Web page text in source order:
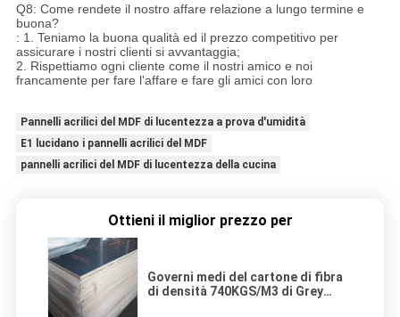
Q8: Come rendete il nostro affare relazione a lungo termine e
buona?
: 1. Teniamo la buona qualità ed il prezzo competitivo per
assicurare i nostri clienti si avvantaggia;
2. Rispettiamo ogni cliente come il nostri amico e noi
francamente per fare l'affare e fare gli amici con loro
Pannelli acrilici del MDF di lucentezza a prova d'umidità
E1 lucidano i pannelli acrilici del MDF
pannelli acrilici del MDF di lucentezza della cucina
Ottieni il miglior prezzo per
Governi medi del cartone di fibra
di densità 740KGS/M3 di Grey